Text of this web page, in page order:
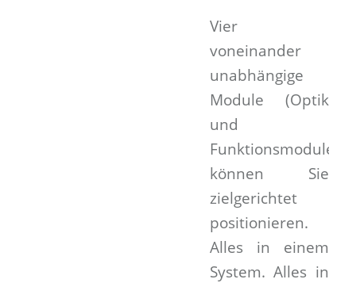
Vier
voneinander
unabhängige
Module (Optik
und
Funktionsmodule)
können Sie
zielgerichtet
positionieren.
Alles in einem
System. Alles in